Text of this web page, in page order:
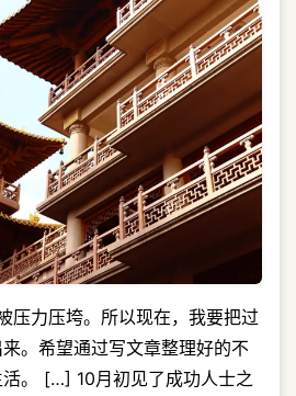
压力压垮。所以现在，我要把过
。希望通过写文章整理好的不
。 […] 10月初见了成功人士之